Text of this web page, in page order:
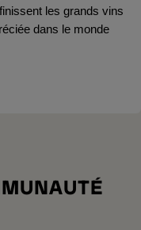
les grands vins
dans le monde